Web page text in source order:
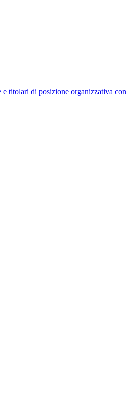
titolari di posizione organizzativa con